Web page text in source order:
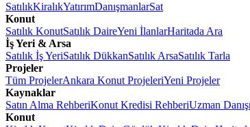
SatılıkKiralıkYatırımDanışmanlarSat
Konut
Satılık KonutSatılık DaireYeni İlanlarHaritada Ara
İş Yeri & Arsa
Satılık İş YeriSatılık DükkanSatılık ArsaSatılık Tarla
Projeler
Tüm ProjelerAnkara Konut ProjeleriYeni Projeler
Kaynaklar
Satın Alma RehberiKonut Kredisi RehberiUzman
Konut